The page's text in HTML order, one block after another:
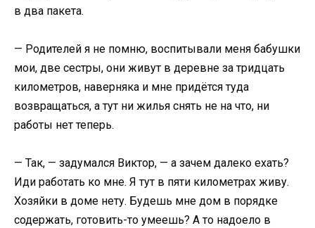
в два пакета.
— Родителей я не помню, воспитывали меня бабушки
мои, две сестры, они живут в деревне за тридцать
километров, наверняка и мне придётся туда
возвращаться, а тут ни жилья снять не на что, ни
работы нет теперь.
— Так, — задумался Виктор, — а зачем далеко ехать?
Иди работать ко мне. Я тут в пяти километрах живу.
Хозяйки в доме нету. Будешь мне дом в порядке
содержать, готовить-то умеешь? А то надоело в